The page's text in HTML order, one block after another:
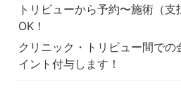
トリビューから予約〜施術（
OK！
クリニック・トリビュー間で
イント付与します！